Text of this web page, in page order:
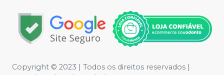
Copyright © 2023 | Todos os direitos reservados |